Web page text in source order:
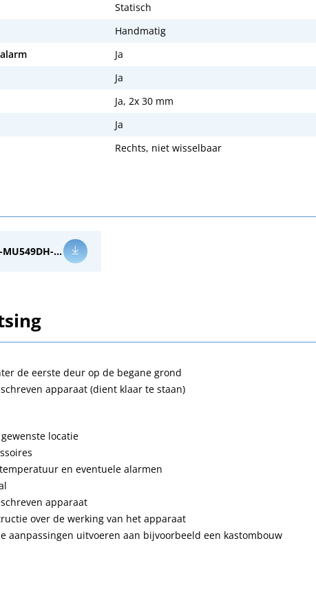
Statisch
Handmatig
Ja
Ja
Ja, 2x 30 mm
Ja
Rechts, niet wisselbaar
Specificaties PHCbi MDF-MU549DH-PE
de eerste deur op de begane grond
apparaat (dient klaar te staan)
locatie
en eventuele alarmen
apparaat
over de werking van het apparaat
aanpassingen uitvoeren aan bijvoorbeeld een kastombouw